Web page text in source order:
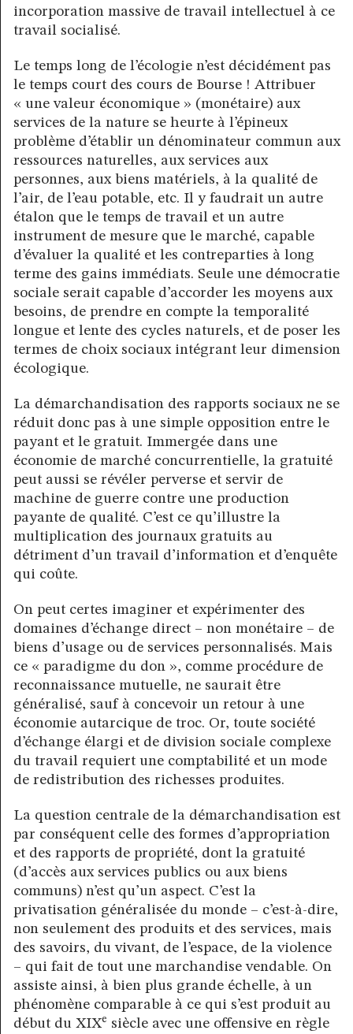
incorporation massive de travail intellectuel à ce
travail socialisé.
Le temps long de l’écologie n’est décidément pas
le temps court des cours de Bourse ! Attribuer
« une valeur économique » (monétaire) aux
services de la nature se heurte à l’épineux
problème d’établir un dénominateur commun aux
ressources naturelles, aux services aux
personnes, aux biens matériels, à la qualité de
l’air, de l’eau potable, etc. Il y faudrait un autre
étalon que le temps de travail et un autre
instrument de mesure que le marché, capable
d’évaluer la qualité et les contreparties à long
terme des gains immédiats. Seule une démocratie
sociale serait capable d’accorder les moyens aux
besoins, de prendre en compte la temporalité
longue et lente des cycles naturels, et de poser les
termes de choix sociaux intégrant leur dimension
écologique.
La démarchandisation des rapports sociaux ne se
réduit donc pas à une simple opposition entre le
payant et le gratuit. Immergée dans une
économie de marché concurrentielle, la gratuité
peut aussi se révéler perverse et servir de
machine de guerre contre une production
payante de qualité. C’est ce qu’illustre la
multiplication des journaux gratuits au
détriment d’un travail d’information et d’enquête
qui coûte.
On peut certes imaginer et expérimenter des
domaines d’échange direct – non monétaire – de
biens d’usage ou de services personnalisés. Mais
ce « paradigme du don », comme procédure de
reconnaissance mutuelle, ne saurait être
généralisé, sauf à concevoir un retour à une
économie autarcique de troc. Or, toute société
d’échange élargi et de division sociale complexe
du travail requiert une comptabilité et un mode
de redistribution des richesses produites.
La question centrale de la démarchandisation est
par conséquent celle des formes d’appropriation
et des rapports de propriété, dont la gratuité
(d’accès aux services publics ou aux biens
communs) n’est qu’un aspect. C’est la
privatisation généralisée du monde – c’est-à-dire,
non seulement des produits et des services, mais
des savoirs, du vivant, de l’espace, de la violence
– qui fait de tout une marchandise vendable. On
assiste ainsi, à bien plus grande échelle, à un
phénomène comparable à ce qui s’est produit au
début du XIXe siècle avec une offensive en règle